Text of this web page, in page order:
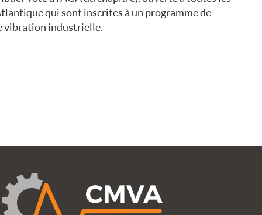
qui sont inscrites à un programme de
vibration industrielle.